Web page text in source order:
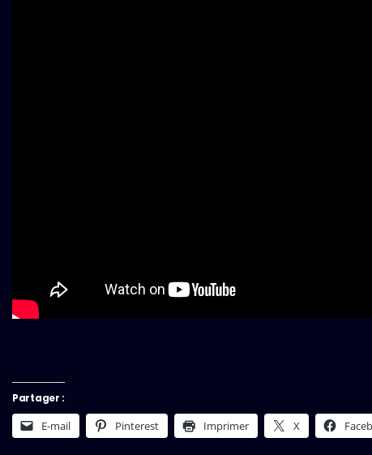
Partager :
E-mail Pinterest Imprimer X